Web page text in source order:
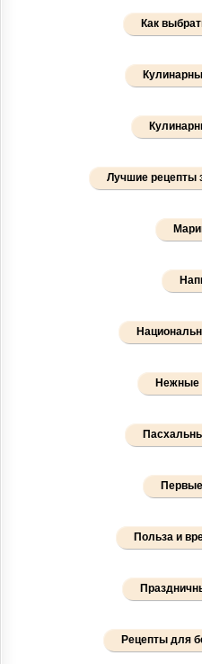
Как
Лучшие рецепты
Нежные
Польза и
Рецепты для